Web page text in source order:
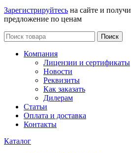
Зарегистрируйтесь на сайте и
предложение по ценам
Поиск
Компания
Лицензии и сертификаты
Новости
Реквизиты
Как заказать
Дилерам
Статьи
Оплата и доставка
Контакты
Каталог